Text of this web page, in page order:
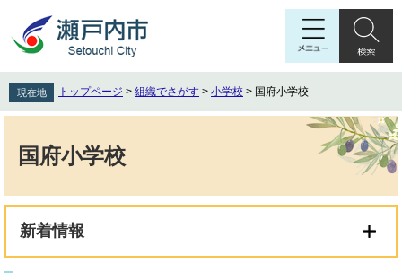
先
頭
を
飛
文
現在地 トップページ > 組織でさがす > 小学校 > 国府小学校
国府小学校
新着情報